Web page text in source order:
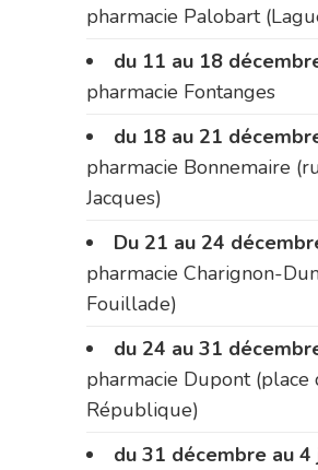
pharmacie Palobart
du 11 au 18
pharmacie Fontanges
du 18 au 21
pharmacie Bonnemaire
Jacques)
Du 21 au 24
pharmacie Charignon-
Fouillade)
du 24 au 31
pharmacie Dupont (place
République)
du 31 décembre au 4